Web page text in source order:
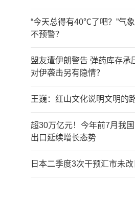
“今天总得有40℃了吧？”气
不预警？
盟友遭伊朗警告 弹药库存承
对伊袭击另有隐情？
王巍：红山文化说明文明的
超30万亿元！今年前7月我
出口延续增长态势
日本二季度3次干预汇市未